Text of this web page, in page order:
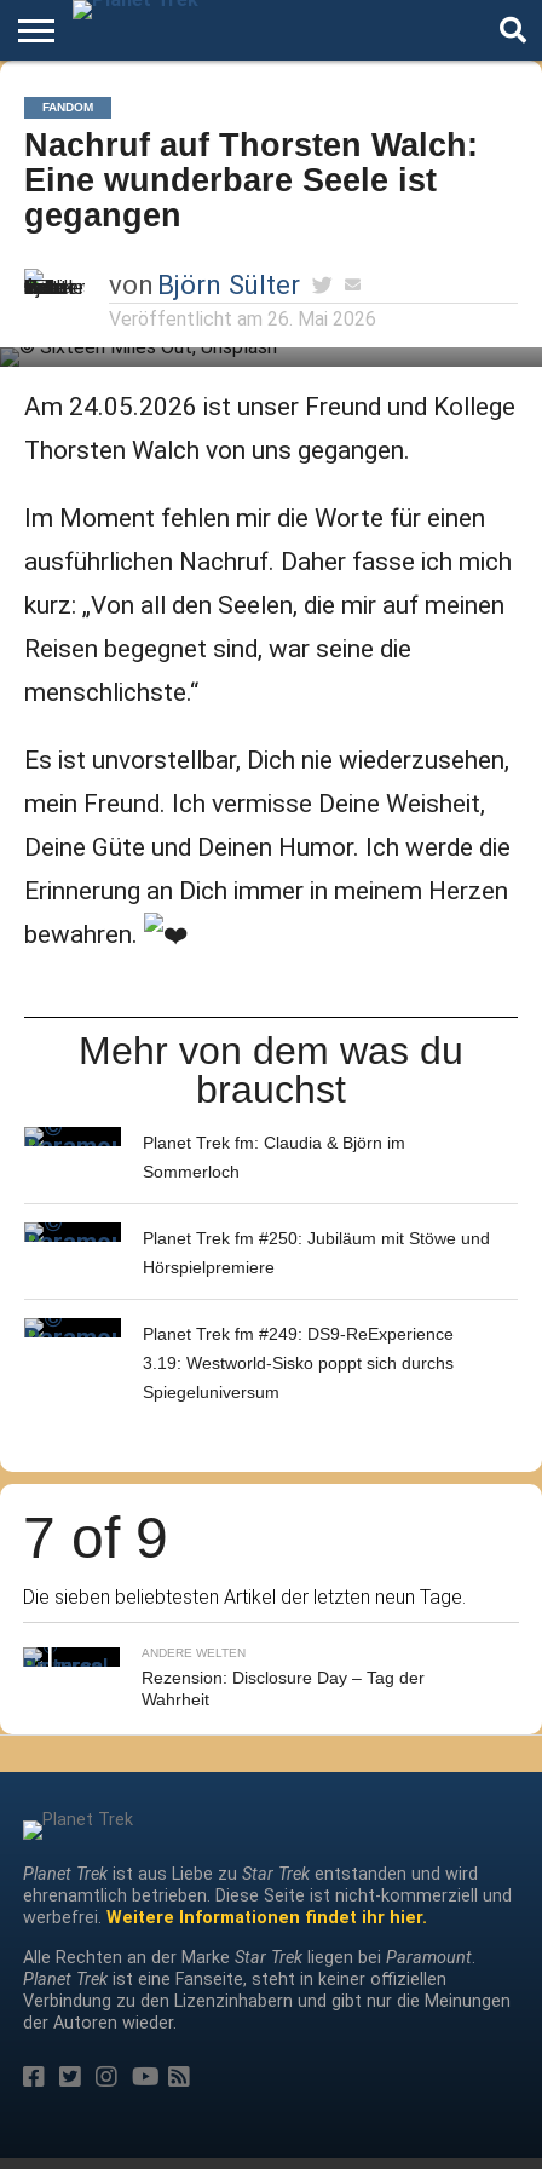
Home
Der
Podcast
Über
Star
Trek
Artikel
Andere
Welten
Autoren
Night
Mode
FANDOM
Nachruf auf Thorsten Walch:
Eine wunderbare Seele ist
gegangen
von Björn Sülter
Veröffentlicht am 26. Mai 2026
Am 24.05.2026 ist unser Freund und Kollege
Thorsten Walch von uns gegangen.
Im Moment fehlen mir die Worte für einen
ausführlichen Nachruf. Daher fasse ich mich
kurz: „Von all den Seelen, die mir auf meinen
Reisen begegnet sind, war seine die
menschlichste.“
Es ist unvorstellbar, Dich nie wiederzusehen,
mein Freund. Ich vermisse Deine Weisheit,
Deine Güte und Deinen Humor. Ich werde die
Erinnerung an Dich immer in meinem Herzen
bewahren.
Mehr von dem was du
brauchst
Planet Trek fm: Claudia & Björn im
Sommerloch
Planet Trek fm #250: Jubiläum mit Stöwe und
Hörspielpremiere
Planet Trek fm #249: DS9-ReExperience
3.19: Westworld-Sisko poppt sich durchs
Spiegeluniversum
7 of 9
Die sieben beliebtesten Artikel der letzten neun Tage.
ANDERE WELTEN
Rezension: Disclosure Day – Tag der
Wahrheit
Planet Trekist aus Liebe zu Star Trekentstanden und wird
ehrenamtlich betrieben. Diese Seite ist nicht-kommerziell und
werbefrei. Weitere Informationen findet ihr hier.
Alle Rechten an der Marke Star Trekliegen bei Paramount.
Planet Trekist eine Fanseite, steht in keiner offiziellen
Verbindung zu den Lizenzinhabern und gibt nur die Meinungen
der Autoren wieder.